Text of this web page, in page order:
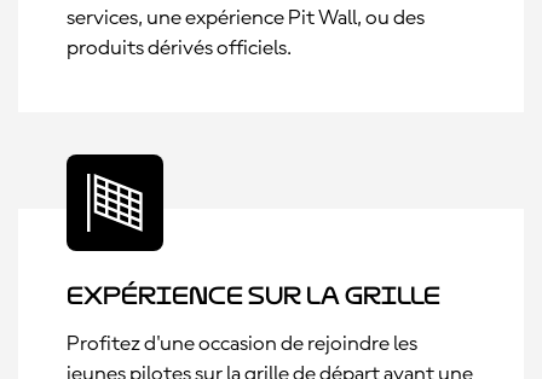
services, une expérience Pit Wall, ou des
produits dérivés officiels.
Expérience sur la grille
Profitez d'une occasion de rejoindre les
jeunes pilotes sur la grille de départ avant une